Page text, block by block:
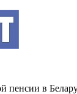
в